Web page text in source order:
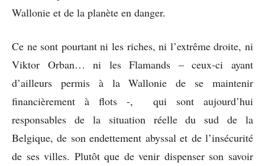
Wallonie et de la planète en danger.
Ce ne sont pourtant ni les riches, ni l’extrême droite, ni
Viktor Orban… ni les Flamands – ceux-ci ayant
d’ailleurs permis à la Wallonie de se maintenir
financièrement à flots -, qui sont aujourd’hui
responsables de la situation réelle du sud de la
Belgique, de son endettement abyssal et de l’insécurité
de ses villes. Plutôt que de venir dispenser son savoir